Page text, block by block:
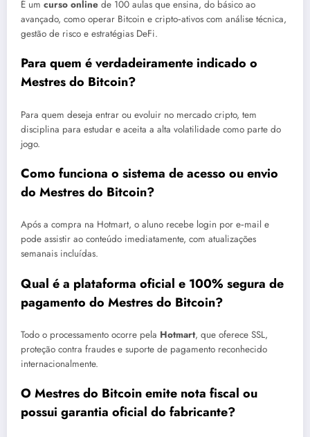
É um curso online de 100 aulas que ensina, do básico ao
avançado, como operar Bitcoin e cripto‑ativos com análise técnica,
gestão de risco e estratégias DeFi.
Para quem é verdadeiramente indicado o
Mestres do Bitcoin?
Para quem deseja entrar ou evoluir no mercado cripto, tem
disciplina para estudar e aceita a alta volatilidade como parte do
jogo.
Como funciona o sistema de acesso ou envio
do Mestres do Bitcoin?
Após a compra na Hotmart, o aluno recebe login por e‑mail e
pode assistir ao conteúdo imediatamente, com atualizações
semanais incluídas.
Qual é a plataforma oficial e 100% segura de
pagamento do Mestres do Bitcoin?
Todo o processamento ocorre pela Hotmart, que oferece SSL,
proteção contra fraudes e suporte de pagamento reconhecido
internacionalmente.
O Mestres do Bitcoin emite nota fiscal ou
possui garantia oficial do fabricante?